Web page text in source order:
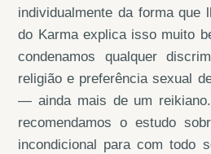
individualmente da forma que
do Karma explica isso muito
condenamos qualquer
religião e preferência sexual
— ainda mais de um
recomendamos o estudo
incondicional para com todo